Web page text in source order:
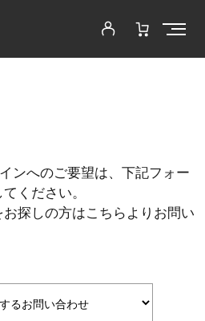
ンへのご要望は、下記フォー
ください。
探しの方はこちらよりお問い